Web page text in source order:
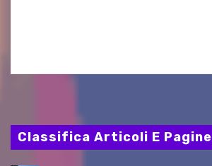
Classifica Articoli E Pagine